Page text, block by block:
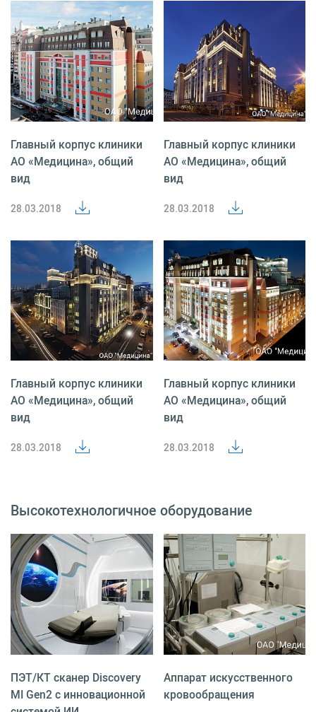
Главный корпус клиники
АО «Медицина», общий
вид
28.03.2018
Главный корпус клиники
АО «Медицина», общий
вид
28.03.2018
Главный корпус клиники
АО «Медицина», общий
вид
28.03.2018
Главный корпус клиники
АО «Медицина», общий
вид
28.03.2018
Высокотехнологичное оборудование
ПЭТ/КТ сканер Discovery
MI Gen2 с инновационной
Аппарат искусственного
кровообращения